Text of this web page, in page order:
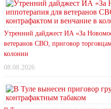
Утренний дайджест ИА «За
ветеранов СВО, приговор
колонии
08.08.2026